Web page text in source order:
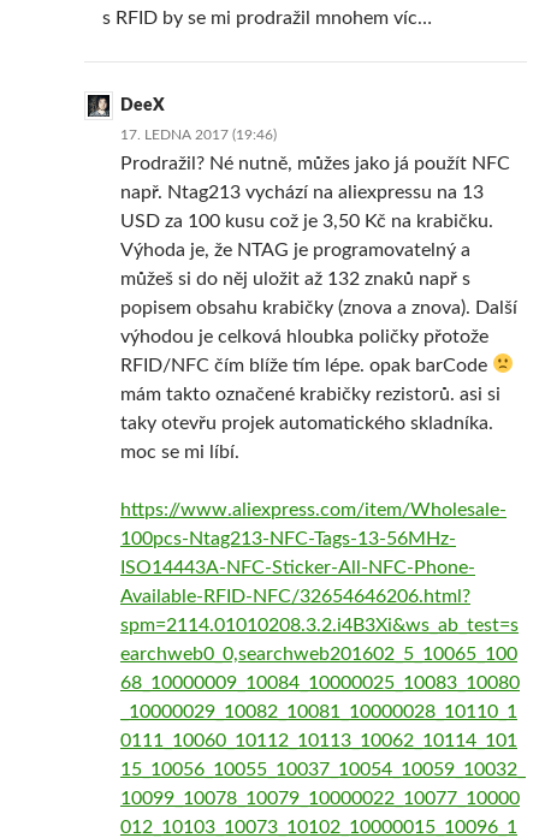
s RFID by se mi prodražil mnohem víc…
DeeX
17. LEDNA 2017 (19:46)
Prodražil? Né nutně, můžes jako já použít NFC
např. Ntag213 vychází na aliexpressu na 13
USD za 100 kusu což je 3,50 Kč na krabičku.
Výhoda je, že NTAG je programovatelný a
můžeš si do něj uložit až 132 znaků např s
popisem obsahu krabičky (znova a znova). Další
výhodou je celková hloubka poličky přotože
RFID/NFC čím blíže tím lépe. opak barCode
mám takto označené krabičky rezistorů. asi si
taky otevřu projek automatického skladníka.
moc se mi líbí.
https://www.aliexpress.com/item/Wholesale-
100pcs-Ntag213-NFC-Tags-13-56MHz-
ISO14443A-NFC-Sticker-All-NFC-Phone-
Available-RFID-NFC/32654646206.html?
spm=2114.01010208.3.2.i4B3Xi&ws_ab_test=s
earchweb0_0,searchweb201602_5_10065_100
68_10000009_10084_10000025_10083_10080
_10000029_10082_10081_10000028_10110_1
0111_10060_10112_10113_10062_10114_101
15_10056_10055_10037_10054_10059_10032_
10099_10078_10079_10000022_10077_10000
012_10103_10073_10102_10000015_10096_1